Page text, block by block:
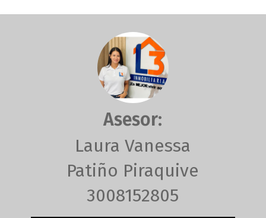
Asesor:
Laura Vanessa
Patiño Piraquive
3008152805